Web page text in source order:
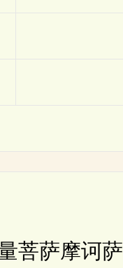
菩萨摩诃萨